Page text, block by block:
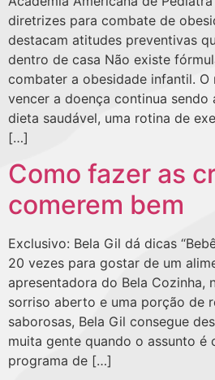
diretrizes para combate de
destacam atitudes preventivas
dentro de casa Não existe
combater a obesidade infantil. O
vencer a doença continua sendo
dieta saudável, uma rotina de
[…]
Como fazer as
comerem bem
Exclusivo: Bela Gil dá dicas
20 vezes para gostar de um
apresentadora do Bela Cozinha,
sorriso aberto e uma porção de
saborosas, Bela Gil consegue
muita gente quando o assunto é
programa de […]